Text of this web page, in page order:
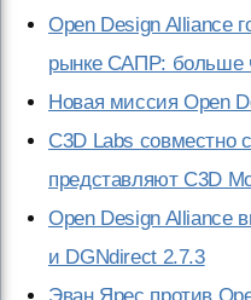
Open Design Alliance
рынке САПР: больше
Новая миссия Open
C3D Labs совместно
представляют C3D
Open Design Alliance
и DGNdirect 2.7.3